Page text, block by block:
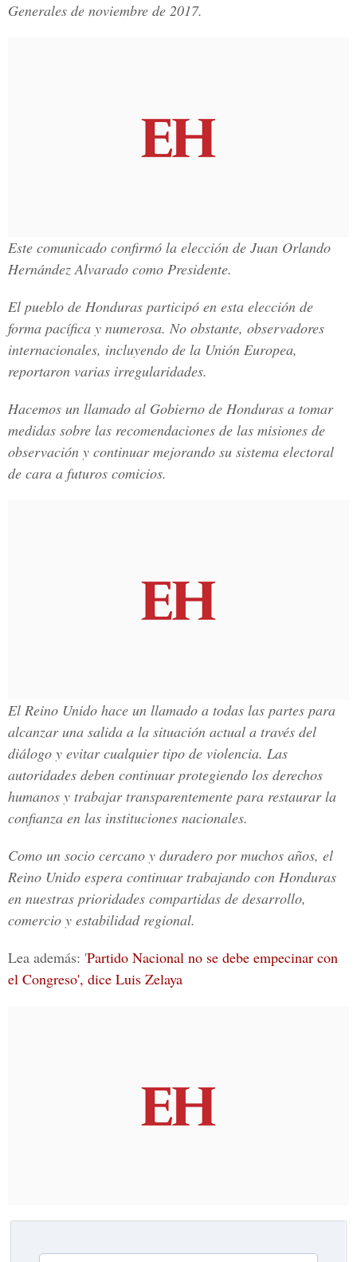
Generales de noviembre de 2017.
Este comunicado confirmó la elección de Juan Orlando
Hernández Alvarado como Presidente.
El pueblo de Honduras participó en esta elección de
forma pacífica y numerosa. No obstante, observadores
internacionales, incluyendo de la Unión Europea,
reportaron varias irregularidades.
Hacemos un llamado al Gobierno de Honduras a tomar
medidas sobre las recomendaciones de las misiones de
observación y continuar mejorando su sistema electoral
de cara a futuros comicios.
El Reino Unido hace un llamado a todas las partes para
alcanzar una salida a la situación actual a través del
diálogo y evitar cualquier tipo de violencia. Las
autoridades deben continuar protegiendo los derechos
humanos y trabajar transparentemente para restaurar la
confianza en las instituciones nacionales.
Como un socio cercano y duradero por muchos años, el
Reino Unido espera continuar trabajando con Honduras
en nuestras prioridades compartidas de desarrollo,
comercio y estabilidad regional.
Lea además: 'Partido Nacional no se debe empecinar con
el Congreso', dice Luis Zelaya